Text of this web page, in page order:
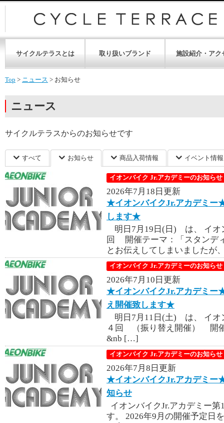
サイクルテラスとは 取り扱いブランド 施設紹介・アク
Top > ニュース > お知らせ
ニュース
サイクルテラスからのお知らせです
すべて お知らせ 商品入荷情報 イベント情報
イオンバイク Jr.アカデミーのお知らせ
2026年7月18日更新
★イオンバイクJr.アカデミ
します★
明日7月19日(日) は、 イオ
回 開催テーマ：「スタンデ
とお伝えしてしまいましたが
イオンバイク Jr.アカデミーのお知らせ
2026年7月10日更新
★イオンバイクJr.アカデミ
え開催致します★
明日7月11日(土) は、 イオ
４回 （振り替え開催） 開
&nb […]
イオンバイク Jr.アカデミーのお知らせ
2026年7月8日更新
★イオンバイクJr.アカデミー
知らせ
イオンバイクJr.アカデミー
す。 2026年9月の開催予定日